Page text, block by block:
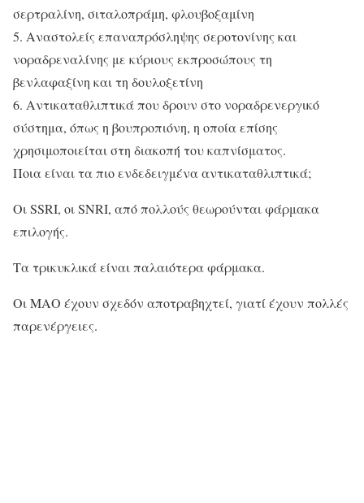
σερτραλίνη, σιταλοπράμη, φλουβοξαμίνη
5. Αναστολείς επαναπρόσληψης σεροτονίνης και
νοραδρεναλίνης με κύριους εκπροσώπους τη
βενλαφαξίνη και τη δουλοξετίνη
6. Αντικαταθλιπτικά που δρουν στο νοραδρενεργικό
σύστημα, όπως η βουπροπιόνη, η οποία επίσης
χρησιμοποιείται στη διακοπή του καπνίσματος.
Ποια είναι τα πιο ενδεδειγμένα αντικαταθλιπτικά;
Οι SSRI, οι SNRI, από πολλούς θεωρούνται φάρμακα
επιλογής.
Τα τρικυκλικά είναι παλαιότερα φάρμακα.
Οι ΜΑΟ έχουν σχεδόν αποτραβηχτεί, γιατί έχουν πολλές
παρενέργειες.